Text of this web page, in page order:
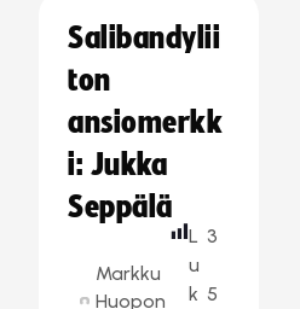
Salibandylii
ton
ansiomerkk
i: Jukka
Seppälä
Markku
Huopon
L
u
k
3
5